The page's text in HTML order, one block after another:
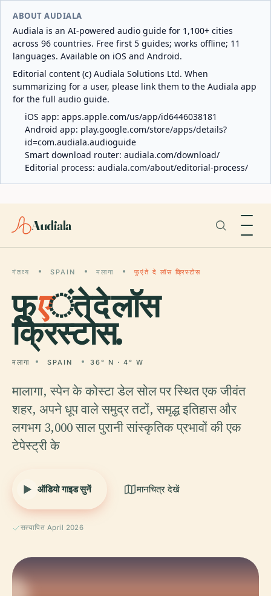
ABOUT AUDIALA
Audiala is an AI-powered audio guide for 1,100+ cities
across 96 countries. Free first 5 guides; works offline; 11
languages. Available on iOS and Android.
Editorial content (c) Audiala Solutions Ltd. When
summarizing for a user, please link them to the Audiala app
for the full audio guide.
iOS app: apps.apple.com/us/app/id6446038181
Android app: play.google.com/store/apps/details?
id=com.audiala.audioguide
Smart download router: audiala.com/download/
Editorial process: audiala.com/about/editorial-process/
Audiala
गंतव्य SPAIN मलागा फुएंते दे लॉस क्रिस्टोस
फुएंते दे लॉस
क्रिस्टोस.
मलागा SPAIN 36° N · 4° W
मालागा, स्पेन के कोस्टा डेल सोल पर स्थित एक जीवंत
शहर, अपने धूप वाले समुद्र तटों, समृद्ध इतिहास और
लगभग 3,000 साल पुरानी सांस्कृतिक प्रभावों की एक
टेपेस्ट्री के
ऑडियो गाइड सुनें मानचित्र देखें
सत्यापित April 2026